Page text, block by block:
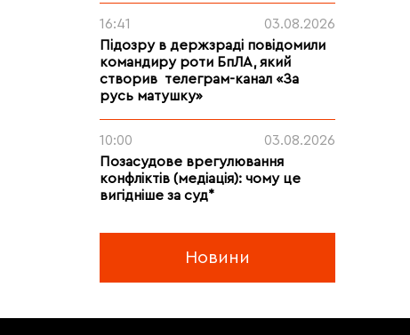
16:41
03.08.2026
Підозру в держзраді повідомили
командиру роти БпЛА, який
створив телеграм-канал «За
русь матушку»
10:00
03.08.2026
Позасудове врегулювання
конфліктів (медіація): чому це
вигідніше за суд*
Новини